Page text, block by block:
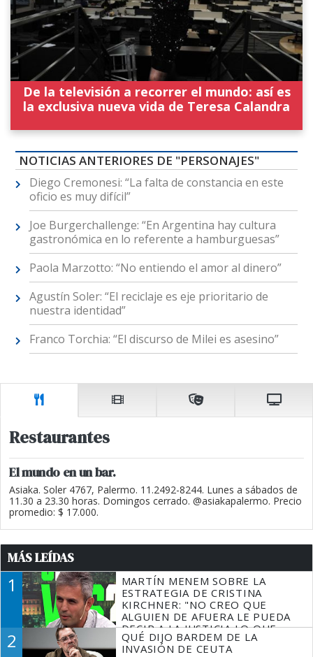
De la televisión a recorrer el mundo: así es
la exclusiva nueva vida de Teresa Calandra
NOTICIAS ANTERIORES DE "PERSONAJES"
Diego Cremonesi: “La falta de constancia en este
oficio es muy difícil”
Joe Burgerchallenge: “En Argentina hay cultura
gastronómica en lo referente a hamburguesas”
Paola Marzotto: “No entiendo el amor al dinero”
Agustín Soler: “El reciclaje es eje prioritario de
nuestra identidad”
Franco Torchia: “El discurso de Milei es asesino”
Restaurantes
El mundo en un bar.
Asiaka. Soler 4767, Palermo. 11.2492-8244. Lunes a sábados de
11.30 a 23.30 horas. Domingos cerrado. @asiakapalermo. Precio
promedio: $ 17.000.
MÁS LEÍDAS
1
MARTÍN MENEM SOBRE LA
ESTRATEGIA DE CRISTINA
KIRCHNER: "NO CREO QUE
ALGUIEN DE AFUERA LE PUEDA
DECIR A LA JUSTICIA LO QUE
TIENE QUE HACER"
2
QUÉ DIJO BARDEM DE LA
INVASIÓN DE CEUTA